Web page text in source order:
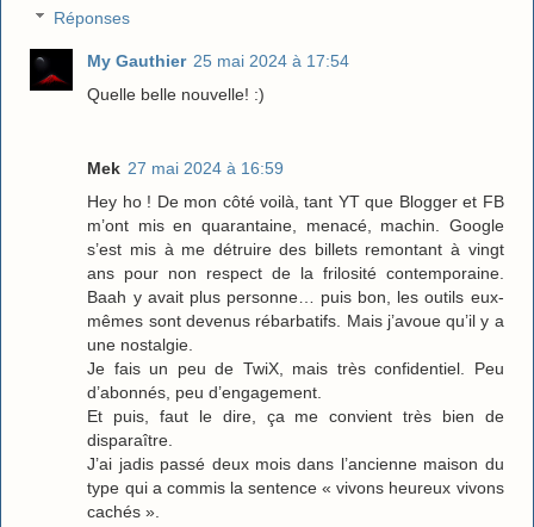
Réponses
My Gauthier 25 mai 2024 à 17:54
Quelle belle nouvelle! :)
Mek 27 mai 2024 à 16:59
Hey ho ! De mon côté voilà, tant YT que Blogger et FB
m’ont mis en quarantaine, menacé, machin. Google
s’est mis à me détruire des billets remontant à vingt
ans pour non respect de la frilosité contemporaine.
Baah y avait plus personne… puis bon, les outils eux-
mêmes sont devenus rébarbatifs. Mais j’avoue qu’il y a
une nostalgie.
Je fais un peu de TwiX, mais très confidentiel. Peu
d’abonnés, peu d’engagement.
Et puis, faut le dire, ça me convient très bien de
disparaître.
J’ai jadis passé deux mois dans l’ancienne maison du
type qui a commis la sentence « vivons heureux vivons
cachés ».